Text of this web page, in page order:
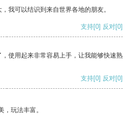
我可以结识到来自世界各地的朋友。
支持[0] 反对[0]
使用起来非常容易上手，让我能够快速熟
支持[0] 反对[0]
玩法丰富。